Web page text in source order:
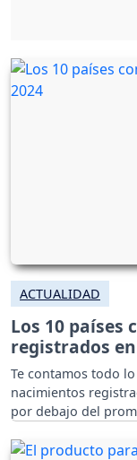
ACTUALIDAD
Los 10 países
registrados
Te contamos todo
nacimientos
por debajo del